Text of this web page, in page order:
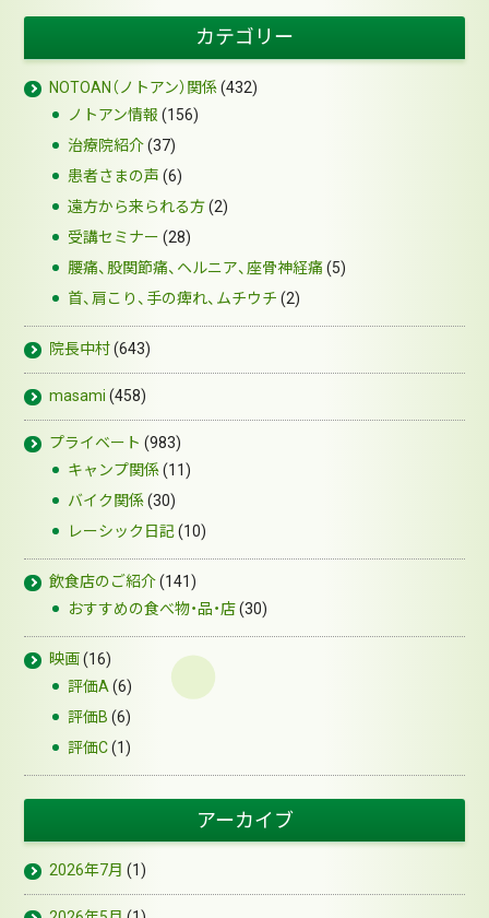
カテゴリー
NOTOAN（ノトアン）関係(432)
ノトアン情報 (156)
治療院紹介(37)
患者さまの声 (6)
遠方から来られる方(2)
受講セミナー (28)
腰痛、股関節痛、ヘルニア、座骨神経痛 (5)
首、肩こり、手の痺れ、ムチウチ (2)
院長中村(643)
masami (458)
プライベート (983)
キャンプ関係(11)
バイク関係(30)
レーシック日記(10)
飲食店のご紹介(141)
おすすめの食べ物・品・店(30)
映画(16)
評価A (6)
評価B (6)
評価C(1)
アーカイブ
2026年7月 (1)